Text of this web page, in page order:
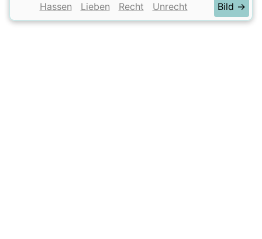
Hassen Lieben Recht Unrecht Bild →